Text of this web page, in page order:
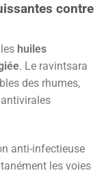
contre
huiles
. Le ravintsara
des rhumes,
anti-infectieuse
les voies